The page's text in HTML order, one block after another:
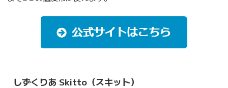
しずくりあ Skitto（スキット）